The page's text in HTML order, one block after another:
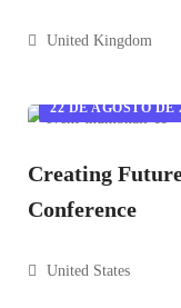
United Kingdom
22 DE AGOSTO DE
Creating
Conference
United States